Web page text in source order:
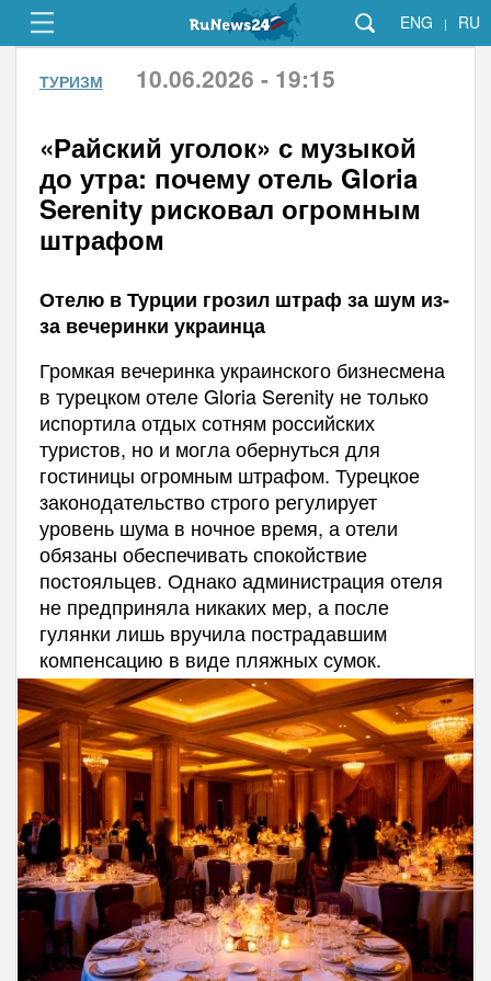
ENG | RU
ТУРИЗМ 10.06.2026 - 19:15
«Райский уголок» с музыкой
до утра: почему отель Gloria
Serenity рисковал огромным
штрафом
Отелю в Турции грозил штраф за шум из-
за вечеринки украинца
Громкая вечеринка украинского бизнесмена
в турецком отеле Gloria Serenity не только
испортила отдых сотням российских
туристов, но и могла обернуться для
гостиницы огромным штрафом. Турецкое
законодательство строго регулирует
уровень шума в ночное время, а отели
обязаны обеспечивать спокойствие
постояльцев. Однако администрация отеля
не предприняла никаких мер, а после
гулянки лишь вручила пострадавшим
компенсацию в виде пляжных сумок.